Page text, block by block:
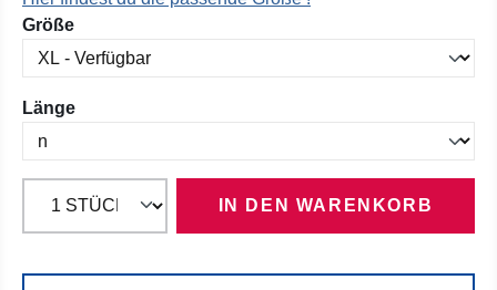
Größeauswählen
Längeauswählen
IN DEN WARENKORB